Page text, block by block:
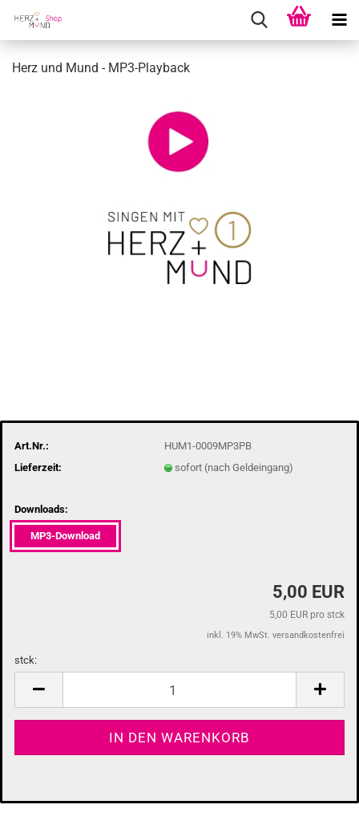
Herz und Mund - MP3-​Playback
Art.Nr.:
HUM1-0009MP3PB
Lieferzeit:
sofort (nach Geldeingang)
Downloads:
MP3-Download
5,00 EUR
5,00 EUR pro stck
inkl. 19% MwSt. versandkostenfrei
stck: